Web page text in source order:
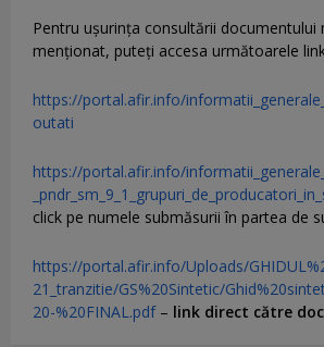
Pentru uşurinţa consultării documentului
menţionat, puteţi accesa următoarele
https://portal.afir.info/
outati
https://portal.afir.info/
click pe numele submăsurii în partea de
https://portal.afir.info/Uploads/
21_tranzitie/GS%20Sintetic/
20-%20FINAL.pdf– link direct către